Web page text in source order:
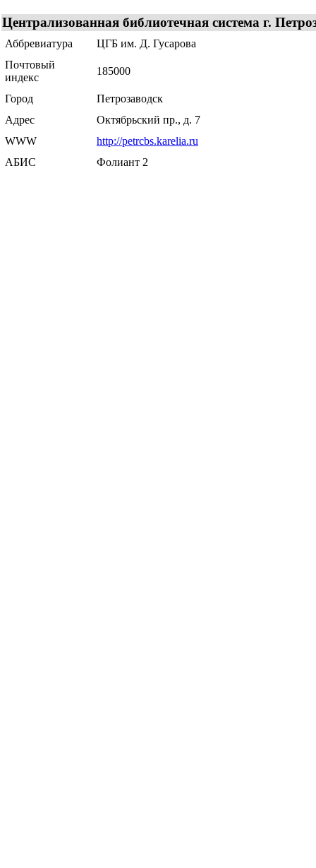
Централизованная библиотечная система г.
Аббревиатура
ЦГБ им. Д. Гусарова
Почтовый
индекс
185000
Город
Петрозаводск
Адрес
Октябрьский пр., д. 7
WWW
http://petrcbs.karelia.ru
АБИС
Фолиант 2